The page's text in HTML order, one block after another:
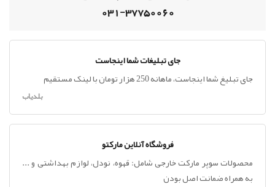
031-37750060
جای تبلیغات شما اینجاست
جای تبلیغ شما اینجاست، ماهانه 250 هزار تومان با لینک مستقیم
بلدیاب
فروشگاه آنلاین مارکتو
محصولات سوپر مارکت خارجی شامل: قهوه، نودل، لوازم بهداشتی و ...
به همراه ضمانت اصل بودن